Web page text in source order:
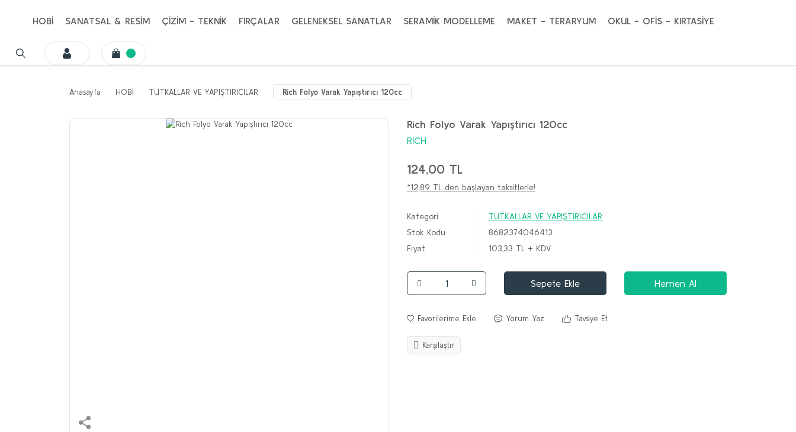
HOBİ SANATSAL & RESİM ÇİZİM - TEKNİK FIRÇALAR GELENEKSEL SANATLAR SERAMİK MODELLEME MAKET - TERARYUM OKUL - OFİS - KIRTASİYE
Anasayfa HOBİ TUTKALLAR VE YAPIŞTIRICILAR Rich Folyo Varak Yapıştırıcı 120cc
Rich Folyo Varak Yapıştırıcı 120cc
RİCH
124,00 TL
*12,89 TL den başlayan taksitlerle!
Kategori
TUTKALLAR VE YAPIŞTIRICILAR
Stok Kodu
8682374046413
Fiyat
103,33 TL + KDV
Sepete Ekle Hemen Al
Yorum Yaz Tavsiye Et
Karşılaştır